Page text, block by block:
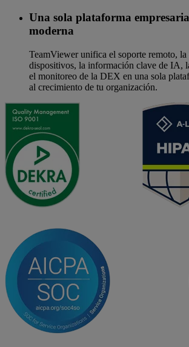
Una sola plataforma
moderna
TeamViewer unifica el soporte remoto, la
dispositivos, la información clave de IA,
el monitoreo de la DEX en una sola
al crecimiento de tu organización.